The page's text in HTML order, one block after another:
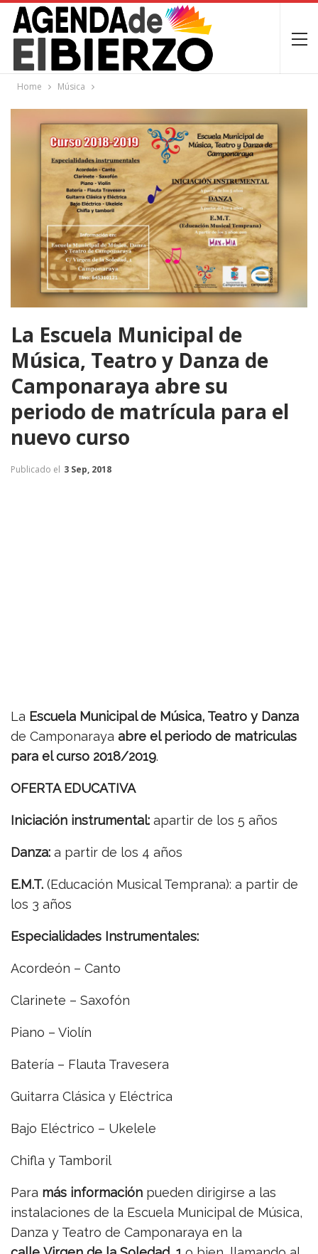
Home Música
La Escuela Municipal de
Música, Teatro y Danza de
Camponaraya abre su
periodo de matrícula para el
nuevo curso
Publicado el 3 Sep, 2018
La Escuela Municipal de Música, Teatro y Danza
de Camponaraya abre el periodo de matriculas
para el curso 2018/2019.
OFERTA EDUCATIVA
Iniciación instrumental: apartir de los 5 años
Danza: a partir de los 4 años
E.M.T. (Educación Musical Temprana): a partir de
los 3 años
Especialidades Instrumentales:
Acordeón – Canto
Clarinete – Saxofón
Piano – Violín
Batería – Flauta Travesera
Guitarra Clásica y Eléctrica
Bajo Eléctrico – Ukelele
Chifla y Tamboril
Para más información pueden dirigirse a las
instalaciones de la Escuela Municipal de Música,
Danza y Teatro de Camponaraya en la